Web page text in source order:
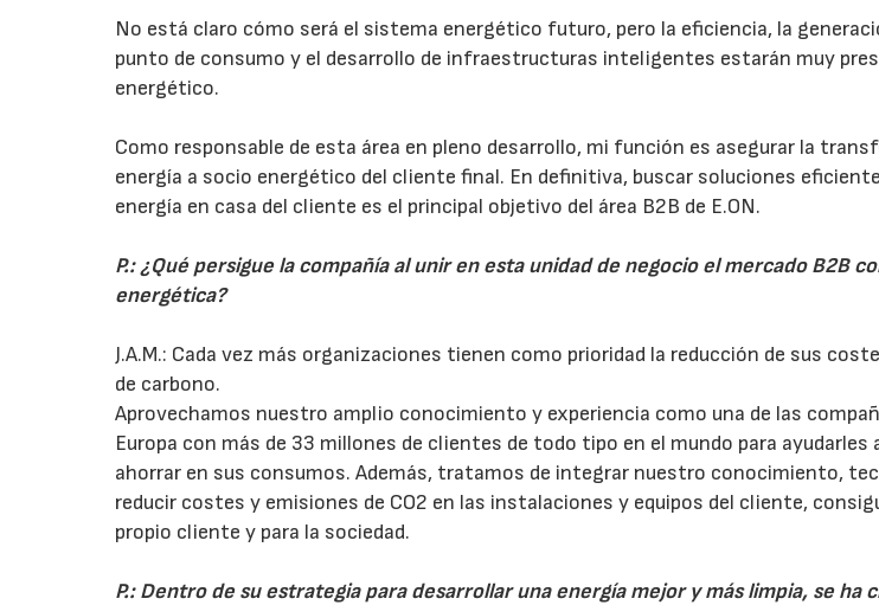
No está claro cómo será el sistema energético futuro, pero la eficiencia, la
punto de consumo y el desarrollo de infraestructuras inteligentes estarán muy
energético.
Como responsable de esta área en pleno desarrollo, mi función es asegurar la
energía a socio energético del cliente final. En definitiva, buscar soluciones
energía en casa del cliente es el principal objetivo del área B2B de E.ON.
P.: ¿Qué persigue la compañía al unir en esta unidad de negocio el mercado B2B
energética?
J.A.M.: Cada vez más organizaciones tienen como prioridad la reducción de sus
de carbono.
Aprovechamos nuestro amplio conocimiento y experiencia como una de las
Europa con más de 33 millones de clientes de todo tipo en el mundo para
ahorrar en sus consumos. Además, tratamos de integrar nuestro conocimiento,
reducir costes y emisiones de CO2 en las instalaciones y equipos del cliente,
propio cliente y para la sociedad.
P.: Dentro de su estrategia para desarrollar una energía mejor y más limpia, se ha